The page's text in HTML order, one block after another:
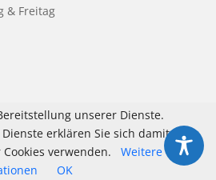
& Freitag
unserer Dienste.
erklären Sie sich damit
verwenden.
Weitere
OK